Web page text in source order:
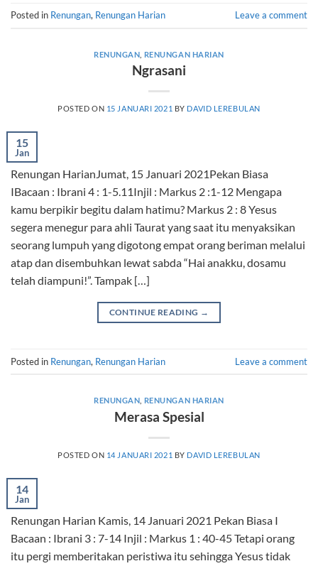
Posted in Renungan, Renungan Harian Leave a comment
RENUNGAN RENUNGAN HARIAN
Ngrasani
POSTED ON 15 JANUARI 2021 BY DAVID LEREBULAN
15
Jan
Renungan HarianJumat, 15 Januari 2021Pekan Biasa
IBacaan : Ibrani 4 : 1-5.11Injil : Markus 2 :1-12 Mengapa
kamu berpikir begitu dalam hatimu? Markus 2 : 8 Yesus
segera menegur para ahli Taurat yang saat itu menyaksikan
seorang lumpuh yang digotong empat orang beriman melalui
atap dan disembuhkan lewat sabda “Hai anakku, dosamu
telah diampuni!”. Tampak […]
CONTINUE READING →
Posted in Renungan, Renungan Harian Leave a comment
RENUNGAN RENUNGAN HARIAN
Merasa Spesial
POSTED ON 14 JANUARI 2021 BY DAVID LEREBULAN
14
Jan
Renungan Harian Kamis, 14 Januari 2021 Pekan Biasa I
Bacaan : Ibrani 3 : 7-14 Injil : Markus 1 : 40-45 Tetapi orang
itu pergi memberitakan peristiwa itu sehingga Yesus tidak